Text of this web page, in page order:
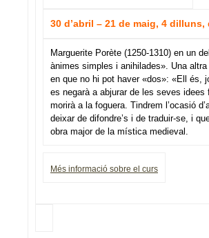
30 d’abril – 21 de maig, 4 dilluns,
Marguerite Porète (1250-1310) en un
ànimes simples i anihilades». Una
en que no hi pot haver «dos»: «Ell
es negarà a abjurar de les seves
morirà a la foguera. Tindrem l’ocasió
deixar de difondre’s i de traduir-se, i
obra major de la mística medieval.
Més informació sobre el curs